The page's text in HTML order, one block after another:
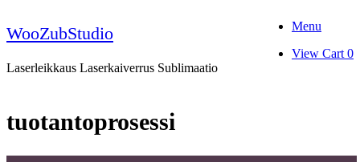
to
content
WooZubStudio
Laserleikkaus Laserkaiverrus Sublimaatio
Menu
View
View Cart 0
tuotantoprosessi